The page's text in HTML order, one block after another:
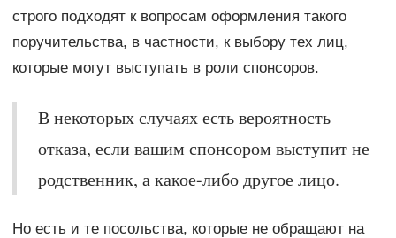
строго подходят к вопросам оформления такого
поручительства, в частности, к выбору тех лиц,
которые могут выступать в роли спонсоров.
В некоторых случаях есть вероятность
отказа, если вашим спонсором выступит не
родственник, а какое-либо другое лицо.
Но есть и те посольства, которые не обращают на